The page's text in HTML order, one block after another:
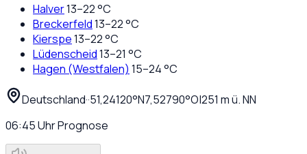
Halver13–22°C
Breckerfeld13–22°C
Kierspe13–22°C
Lüdenscheid13–21 °C
Hagen (Westfalen) 15–24°C
Deutschland··51,24120°N7,52790°O|251 m ü. NN
06:45UhrPrognose